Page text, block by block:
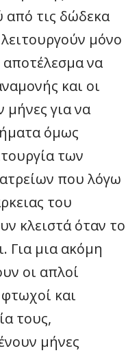
από τις δώδεκα
μόνο
αποτέλεσμα να
και οι
μήνες για να
όμως
των
που λόγω
του
κλειστά όταν το
Για μια ακόμη
οι απλοί
και
τους,
μήνες